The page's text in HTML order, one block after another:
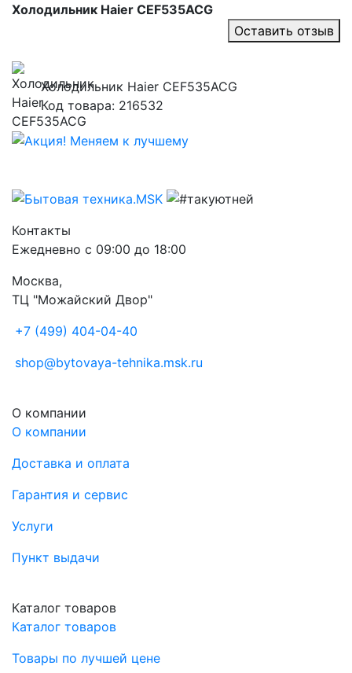
Холодильник Haier CEF535ACG
Оставить отзыв
Холодильник Haier CEF535ACG
Код товара: 216532
Контакты
Ежедневно с 09:00 до 18:00
Москва,
ТЦ "Можайский Двор"
+7 (499) 404-04-40
shop@bytovaya-tehnika.msk.ru
О компании
О компании
Доставка и оплата
Гарантия и сервис
Услуги
Пункт выдачи
Каталог товаров
Каталог товаров
Товары по лучшей цене